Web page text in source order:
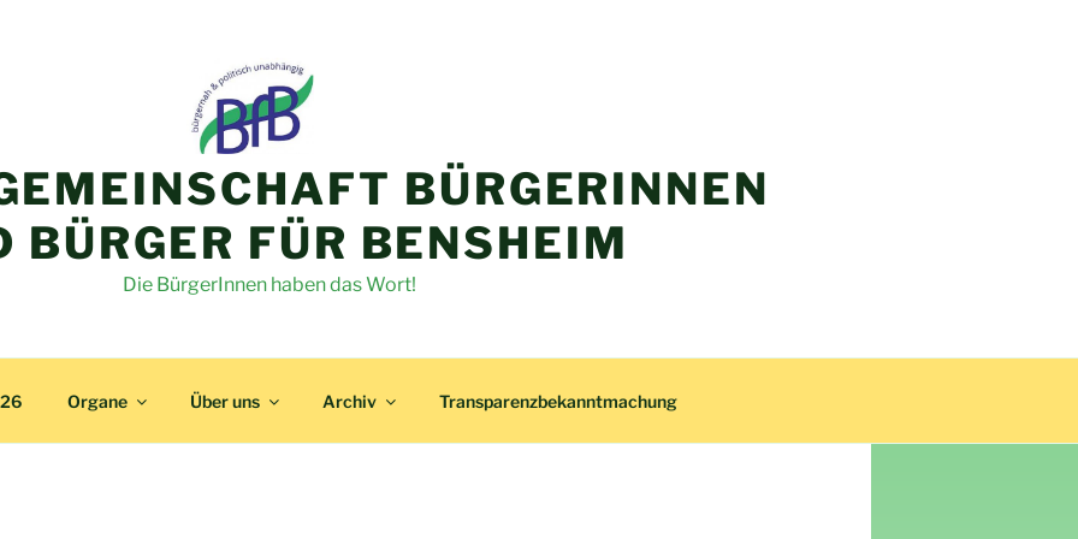
BÜRGERINNEN
BÜRGER FÜR BENSHEIM
Die BürgerInnen haben das Wort!
Organe Über uns Archiv Transparenzbekanntmachung